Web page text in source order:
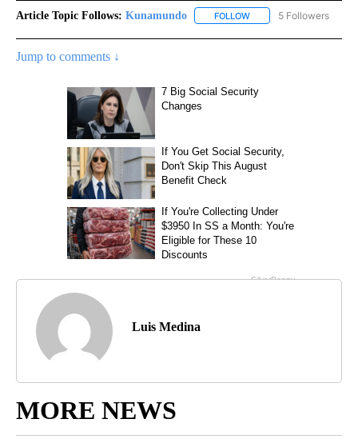
Article Topic Follows: Kunamundo FOLLOW FOLLOW5 Followers
Jump to comments ↓
Luis Medina
MORE NEWS